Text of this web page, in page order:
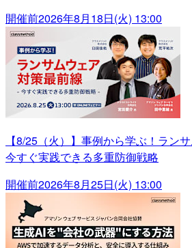
開催前2026年8月18日(火) 13:00
【8/25（火）】事例から学ぶ！ラン
今すぐ実践できる多重防御戦略
開催前2026年8月25日(火) 13:00